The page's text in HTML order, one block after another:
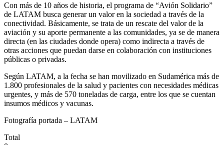
Con más de 10 años de historia, el programa de “Avión Solidario”
de LATAM busca generar un valor en la sociedad a través de la
conectividad. Básicamente, se trata de un rescate del valor de la
aviación y su aporte permanente a las comunidades, ya se de manera
directa (en las ciudades donde opera) como indirecta a través de
otras acciones que puedan darse en colaboración con instituciones
públicas o privadas.
Según LATAM, a la fecha se han movilizado en Sudamérica más de
1.800 profesionales de la salud y pacientes con necesidades médicas
urgentes, y más de 570 toneladas de carga, entre los que se cuentan
insumos médicos y vacunas.
Fotografía portada – LATAM
Total